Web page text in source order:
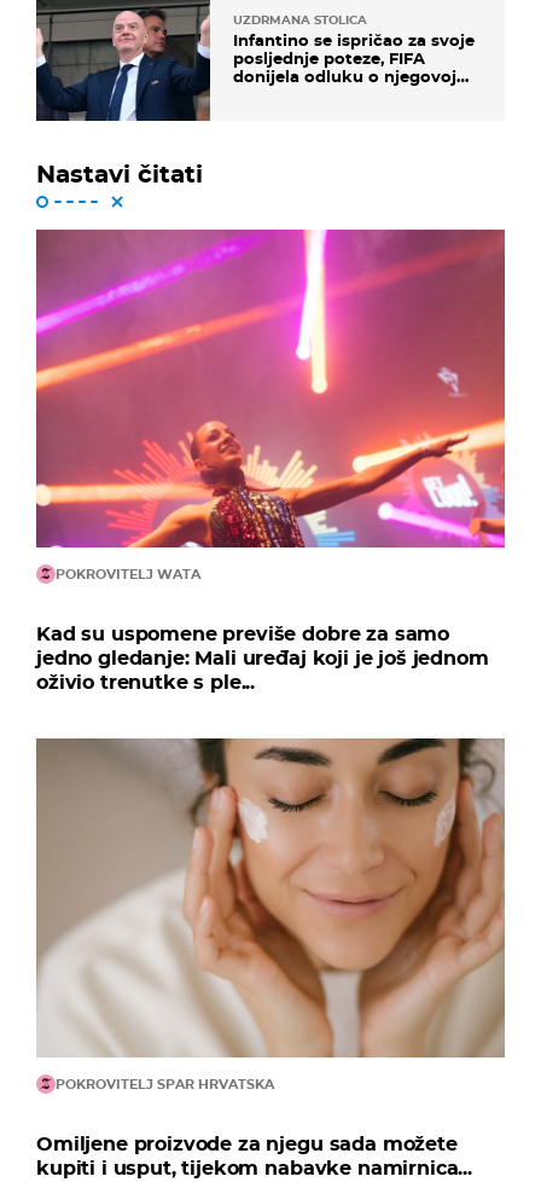
UZDRMANA STOLICA
Infantino se ispričao za svoje
posljednje poteze, FIFA
donijela odluku o njegovoj
Nastavi čitati
POKROVITELJ WATA
Kad su uspomene previše dobre za samo
jedno gledanje: Mali uređaj koji je još jednom
oživio trenutke s ple...
POKROVITELJ SPAR HRVATSKA
Omiljene proizvode za njegu sada možete
kupiti i usput, tijekom nabavke namirnica...